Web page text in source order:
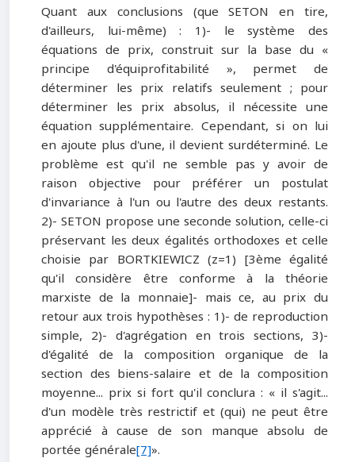
Quant aux conclusions (que SETON en tire,
d'ailleurs, lui-même) : 1)- le système des
équations de prix, construit sur la base du «
principe d'équiprofitabilité », permet de
déterminer les prix relatifs seulement ; pour
déterminer les prix absolus, il nécessite une
équation supplémentaire. Cependant, si on lui
en ajoute plus d'une, il devient surdéterminé. Le
problème est qu'il ne semble pas y avoir de
raison objective pour préférer un postulat
d'invariance à l'un ou l'autre des deux restants.
2)- SETON propose une seconde solution, celle-ci
préservant les deux égalités orthodoxes et celle
choisie par BORTKIEWICZ (z=1) [3ème égalité
qu'il considère être conforme à la théorie
marxiste de la monnaie]- mais ce, au prix du
retour aux trois hypothèses : 1)- de reproduction
simple, 2)- d'agrégation en trois sections, 3)-
d'égalité de la composition organique de la
section des biens-salaire et de la composition
moyenne... prix si fort qu'il conclura : « il s'agit...
d'un modèle très restrictif et (qui) ne peut être
apprécié à cause de son manque absolu de
portée générale[7]».